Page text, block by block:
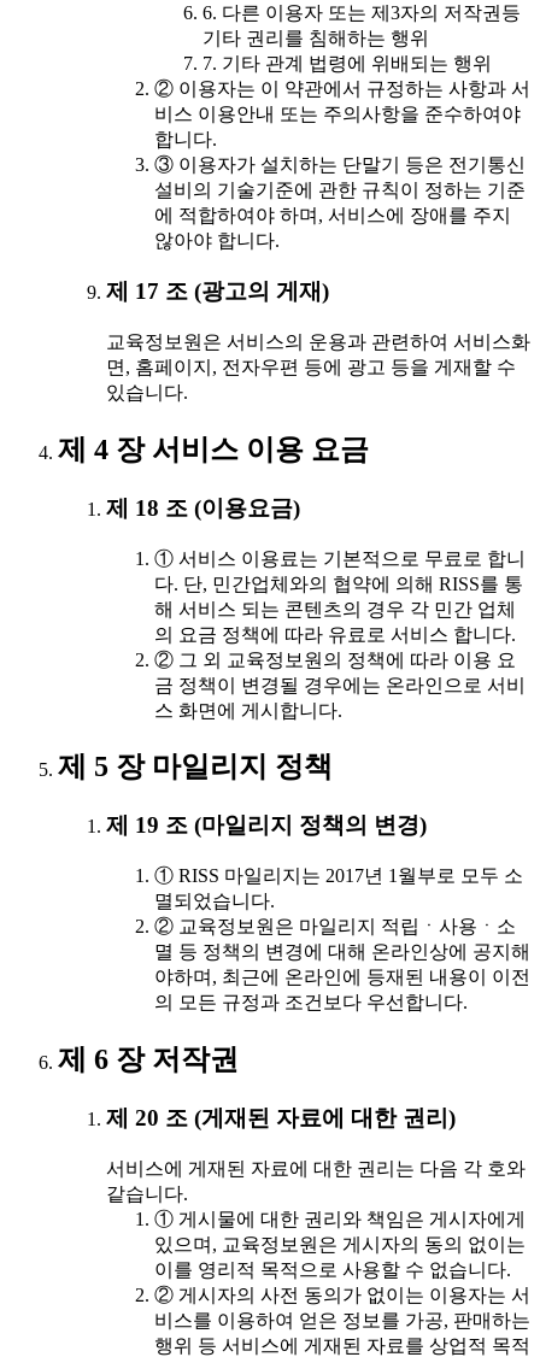
6. 다른 이용자 또는 제3자의 저작권등
기타 권리를 침해하는 행위
7. 기타 관계 법령에 위배되는 행위
② 이용자는 이 약관에서 규정하는 사항과 서
비스 이용안내 또는 주의사항을 준수하여야
합니다.
③ 이용자가 설치하는 단말기 등은 전기통신
설비의 기술기준에 관한 규칙이 정하는 기준
에 적합하여야 하며, 서비스에 장애를 주지
않아야 합니다.
제 17 조 (광고의 게재)
교육정보원은 서비스의 운용과 관련하여 서비스화
면, 홈페이지, 전자우편 등에 광고 등을 게재할 수
있습니다.
제 4 장 서비스 이용 요금
제 18 조 (이용요금)
① 서비스 이용료는 기본적으로 무료로 합니
다. 단, 민간업체와의 협약에 의해 RISS를 통
해 서비스 되는 콘텐츠의 경우 각 민간 업체
의 요금 정책에 따라 유료로 서비스 합니다.
② 그 외 교육정보원의 정책에 따라 이용 요
금 정책이 변경될 경우에는 온라인으로 서비
스 화면에 게시합니다.
제 5 장 마일리지 정책
제 19 조 (마일리지 정책의 변경)
① RISS 마일리지는 2017년 1월부로 모두 소
멸되었습니다.
② 교육정보원은 마일리지 적립ㆍ사용ㆍ소
멸 등 정책의 변경에 대해 온라인상에 공지해
야하며, 최근에 온라인에 등재된 내용이 이전
의 모든 규정과 조건보다 우선합니다.
제 6 장 저작권
제 20 조 (게재된 자료에 대한 권리)
서비스에 게재된 자료에 대한 권리는 다음 각 호와
같습니다.
① 게시물에 대한 권리와 책임은 게시자에게
있으며, 교육정보원은 게시자의 동의 없이는
이를 영리적 목적으로 사용할 수 없습니다.
② 게시자의 사전 동의가 없이는 이용자는 서
비스를 이용하여 얻은 정보를 가공, 판매하는
행위 등 서비스에 게재된 자료를 상업적 목적